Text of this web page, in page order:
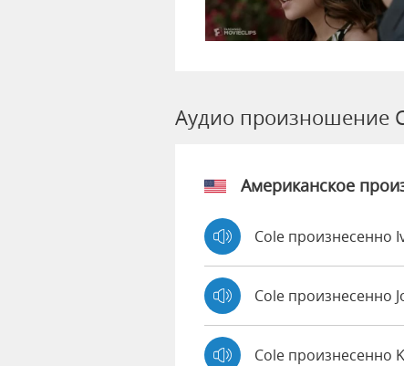
Аудио произношение
Американское
Cole произнесенно
Cole произнесенно
Cole произнесенно